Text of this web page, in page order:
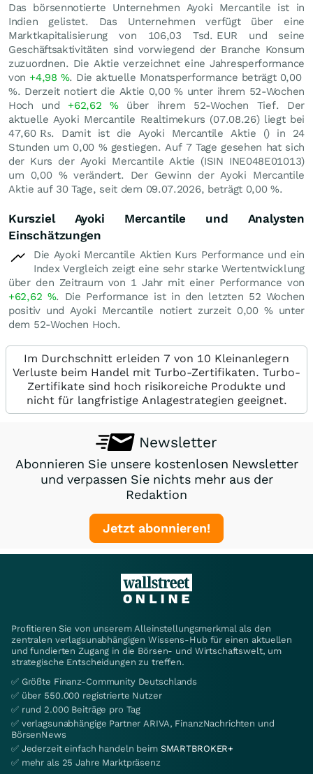
Das börsennotierte Unternehmen Ayoki Mercantile ist in
Indien gelistet. Das Unternehmen verfügt über eine
Marktkapitalisierung von 106,03 Tsd. EUR und seine
Geschäftsaktivitäten sind vorwiegend der Branche Konsum
zuzuordnen. Die Aktie verzeichnet eine Jahresperformance
von +4,98 %. Die aktuelle Monatsperformance beträgt 0,00
%. Derzeit notiert die Aktie 0,00%unter ihrem 52-Wochen
Hoch und +62,62 %über ihrem 52-Wochen Tief. Der
aktuelle Ayoki Mercantile Realtimekurs (07.08.26) liegt bei
47,60 ₨. Damit ist die Ayoki Mercantile Aktie () in 24
Stunden um 0,00 %gestiegen. Auf 7 Tage gesehen hat sich
der Kurs der Ayoki Mercantile Aktie (ISIN INE048E01013)
um 0,00 %verändert. Der Gewinn der Ayoki Mercantile
Aktie auf 30 Tage, seit dem 09.07.2026, beträgt 0,00%.
Kursziel Ayoki Mercantile und Analysten
Einschätzungen
Die Ayoki Mercantile Aktien Kurs Performance und ein
Index Vergleich zeigt eine sehr starke Wertentwicklung
über den Zeitraum von 1 Jahr mit einer Performance von
+62,62 %. Die Performance ist in den letzten 52 Wochen
positiv und Ayoki Mercantile notiert zurzeit 0,00 %unter
dem 52-Wochen Hoch.
Im Durchschnitt erleiden 7 von 10 Kleinanlegern
Verluste beim Handel mit Turbo-Zertifikaten. Turbo-
Zertifikate sind hoch risikoreiche Produkte und
nicht für langfristige Anlagestrategien geeignet.
Newsletter
Abonnieren Sie unsere kostenlosen Newsletter
und verpassen Sie nichts mehr aus der
Redaktion
Jetzt abonnieren!
Profitieren Sie von unserem Alleinstellungsmerkmal als den
zentralen verlagsunabhängigen Wissens-Hub für einen aktuellen
und fundierten Zugang in die Börsen- und Wirtschaftswelt, um
strategische Entscheidungen zu treffen.
✅ Größte Finanz-Community Deutschlands
✅ über 550.000 registrierte Nutzer
✅ rund 2.000 Beiträge pro Tag
✅ verlagsunabhängige Partner ARIVA, FinanzNachrichten und
BörsenNews
✅ Jederzeit einfach handeln beim SMARTBROKER+
✅ mehr als 25 Jahre Marktpräsenz